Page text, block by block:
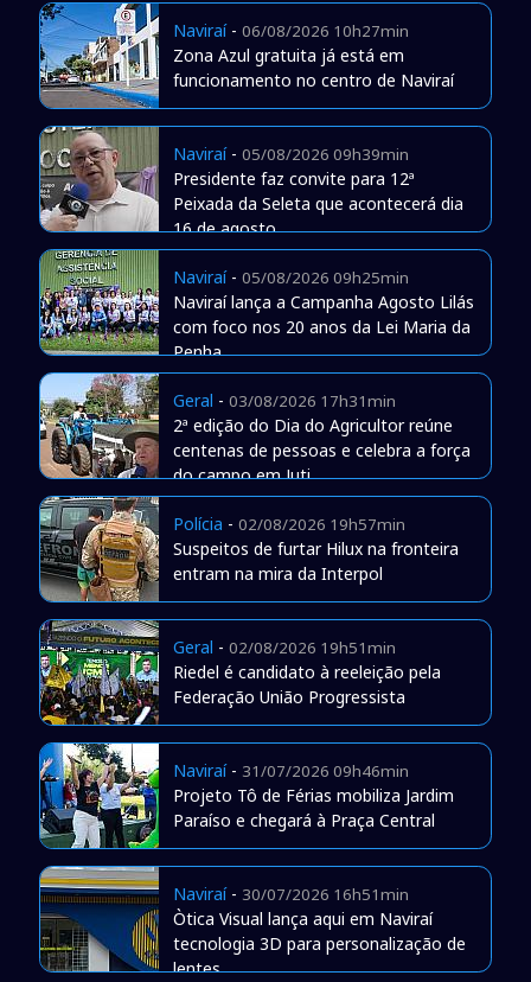
Naviraí- 06/08/2026 10h27min
Zona Azul gratuita já está em
funcionamento no centro de Naviraí
Naviraí- 05/08/2026 09h39min
Presidente faz convite para 12ª
Peixada da Seleta que acontecerá dia
16 de agosto
Naviraí- 05/08/2026 09h25min
Naviraí lança a Campanha Agosto Lilás
com foco nos 20 anos da Lei Maria da
Penha
Geral - 03/08/2026 17h31min
2ª edição do Dia do Agricultor reúne
centenas de pessoas e celebra a força
do campo em Juti
Polícia - 02/08/2026 19h57min
Suspeitos de furtar Hilux na fronteira
entram na mira da Interpol
Geral - 02/08/2026 19h51min
Riedel é candidato à reeleição pela
Federação União Progressista
Naviraí- 31/07/2026 09h46min
Projeto Tô de Férias mobiliza Jardim
Paraíso e chegará à Praça Central
Naviraí- 30/07/2026 16h51min
Òtica Visual lança aqui em Naviraí
tecnologia 3D para personalização de
lentes